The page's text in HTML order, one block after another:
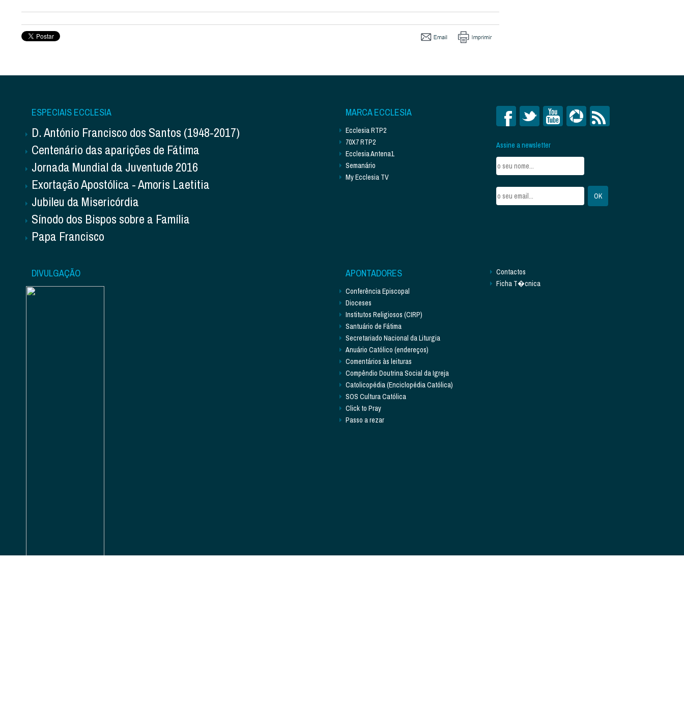
ESPECIAIS ECCLESIA
D. António Francisco dos Santos (1948-2017)
Centenário das aparições de Fátima
Jornada Mundial da Juventude 2016
Exortação Apostólica - Amoris Laetitia
Jubileu da Misericórdia
Sínodo dos Bispos sobre a Família
Papa Francisco
MARCA ECCLESIA
Ecclesia RTP2
70X7 RTP2
Ecclesia Antena1
Semanário
My Ecclesia TV
Assine a newsletter
DIVULGAÇÃO APONTADORES
Conferência Episcopal
Dioceses
Institutos Religiosos (CIRP)
Santuário de Fátima
Secretariado Nacional da Liturgia
Anuário Católico (endereços)
Comentários às leituras
Compêndio Doutrina Social da Igreja
Catolicopédia (Enciclopédia Católica)
SOS Cultura Católica
Click to Pray
Passo a rezar
Contactos
Ficha T�cnica